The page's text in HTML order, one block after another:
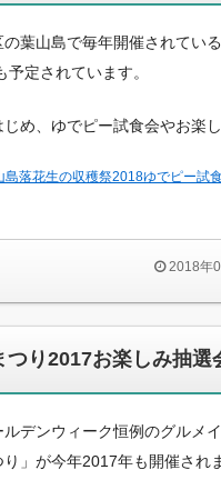
葉山島で毎年開催されてい
定されています。
め、ゆでピー試食会やお楽
島落花生の収穫祭2018ゆでピー試
2018年
り2017お楽しみ抽選
デンウィーク恒例のグルメ
」が今年2017年も開催され